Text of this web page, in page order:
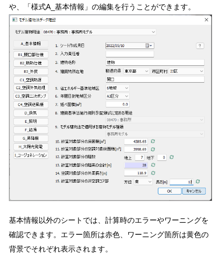
や、「様式A_基本情報」の編集を行うことができます。
基本情報以外のシートでは、計算時のエラーやワーニングを
確認できます。エラー箇所は赤色、ワーニング箇所は黄色の
背景でそれぞれ表示されます。